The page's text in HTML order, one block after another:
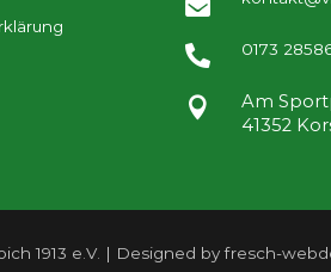
 0173

Am
41352
1913 e.V. | Designed by fresch-